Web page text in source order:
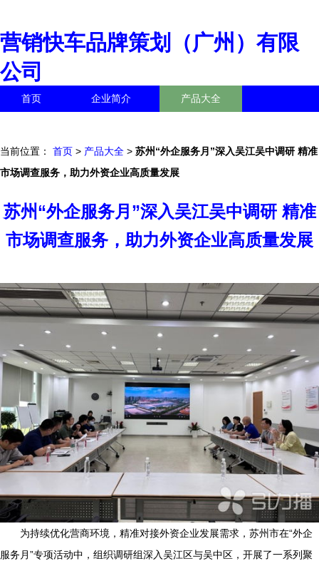
营销快车品牌策划（广州）有限
公司
首页 企业简介 产品大全
当前位置： 首页 > 产品大全 > 苏州“外企服务月”深入吴江吴中调研 精准
市场调查服务，助力外资企业高质量发展
苏州“外企服务月”深入吴江吴中调研 精准
市场调查服务，助力外资企业高质量发展
为持续优化营商环境，精准对接外资企业发展需求，苏州市在“外企
服务月”专项活动中，组织调研组深入吴江区与吴中区，开展了一系列聚